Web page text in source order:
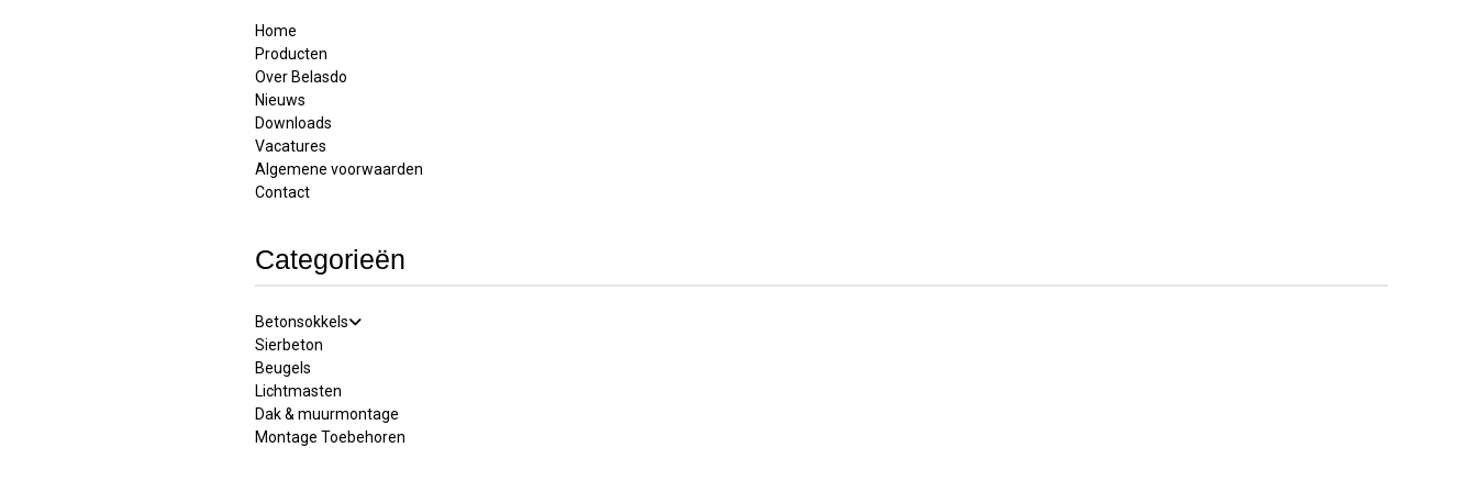
Home
Producten
Over Belasdo
Nieuws
Downloads
Vacatures
Algemene voorwaarden
Contact
Categorieën
Betonsokkels
Sierbeton
Beugels
Lichtmasten
Dak & muurmontage
Montage Toebehoren